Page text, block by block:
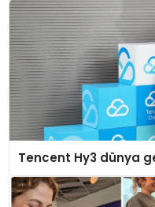
Tencent Hy3 dünya